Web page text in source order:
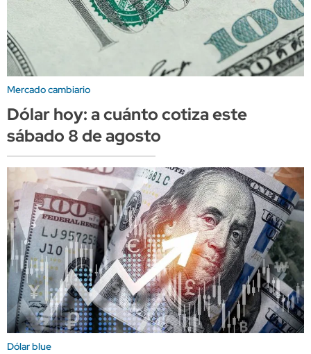
Mercado cambiario
Dólar hoy: a cuánto cotiza este
sábado 8 de agosto
Dólar blue